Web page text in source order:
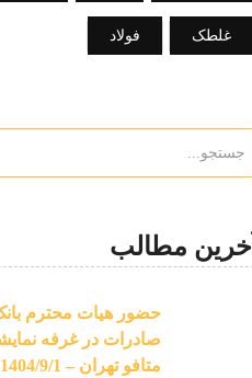
غلطک فولاد
آخرین مطالب
حضور هیات محترم
صادرات در غرفه
متافو تهران – 1404/9/1